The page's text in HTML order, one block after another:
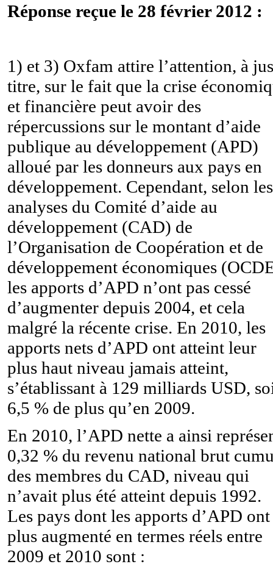
Réponse reçue le 28 février 2012 :
1) et 3) Oxfam attire l’attention, à
titre, sur le fait que la crise
et financière peut avoir des
répercussions sur le montant d’aide
publique au développement (APD)
alloué par les donneurs aux pays en
développement. Cependant, selon les
analyses du Comité d’aide au
développement (CAD) de
l’Organisation de Coopération et de
développement économiques
les apports d’APD n’ont pas cessé
d’augmenter depuis 2004, et cela
malgré la récente crise. En 2010, les
apports nets d’APD ont atteint leur
plus haut niveau jamais atteint,
s’établissant à 129 milliards USD,
6,5 % de plus qu’en 2009.
En 2010, l’APD nette a ainsi
0,32 % du revenu national brut
des membres du CAD, niveau qui
n’avait plus été atteint depuis 1992.
Les pays dont les apports d’APD
plus augmenté en termes réels entre
2009 et 2010 sont :